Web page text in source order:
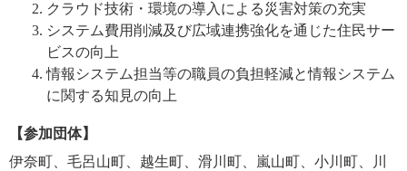
クラウド技術・環境の導入による災害対策の充実
システム費用削減及び広域連携強化を通じた住民サー
ビスの向上
情報システム担当等の職員の負担軽減と情報システム
に関する知見の向上
【参加団体】
伊奈町、毛呂山町、越生町、滑川町、嵐山町、小川町、川